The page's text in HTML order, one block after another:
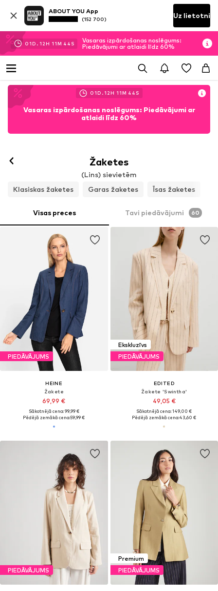
ABOUT YOU App
(152 700) Uz lietotni
01D. 12H 11M 41 S
Vasaras izpārdošanas noslēgums:
Piedāvājumi ar atlaidi līdz 60%
01D.12H 11M 41 S
Vasaras izpārdošanas noslēgums: Piedāvājumi ar
atlaidi līdz 60%
Žaketes
(Lins) sievietēm
Klasiskas žaketes
Garas žaketes Īsas žaketes
Visas preces Tavi piedāvājumi 60
PIEDĀVĀJUMS
HEINE
Žakete
69,99 €
Sākotnējā cena: 99,99 €
Pēdējā zemākā cena:59,99 €
Ekskluzīvs
PIEDĀVĀJUMS
EDITED
Žakete 'Swintha'
49,05 €
Sākotnējā cena: 149,00 €
Pēdējā zemākā cena:43,60 €
PIEDĀVĀJUMS
Premium
PIEDĀVĀJUMS